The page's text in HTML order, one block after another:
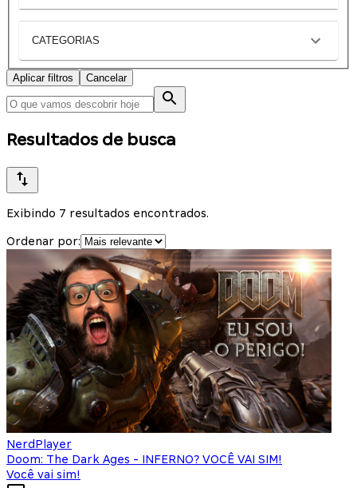
CATEGORIAS
Aplicar filtros Cancelar
Resultados de busca
Exibindo 7 resultados encontrados.
Ordenar por:
NerdPlayer
Doom: The Dark Ages - INFERNO? VOCÊ VAI SIM!
Você vai sim!